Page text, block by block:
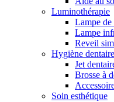
Luminothérapie
Lampe
Lampe
Reveil
Hygiène dentaire
Jet
Brosse à
Soin esthétique